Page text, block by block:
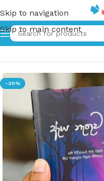
Skip to navigation
Skip to main content
Home»ඇය නැතුව ඇය සමඟ
-20%